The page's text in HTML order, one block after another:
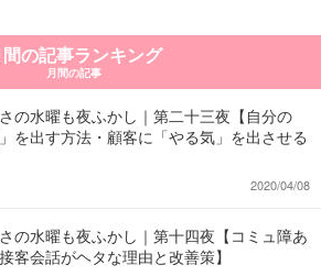
間の記事ランキング
月間の記事
の水曜も夜ふかし｜第二十三夜【自分の
」を出す方法・顧客に「やる気」を出させる
2020/04/08
の水曜も夜ふかし｜第十四夜【コミュ障あ
客会話がヘタな理由と改善策】